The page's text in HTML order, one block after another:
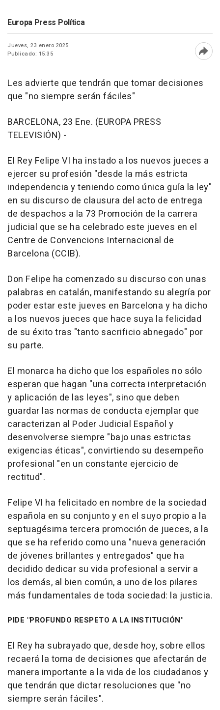
Europa Press Política
Jueves, 23 enero 2025
Publicado: 15:35
Les advierte que tendrán que tomar decisiones
que "no siempre serán fáciles"
BARCELONA, 23 Ene. (EUROPA PRESS
TELEVISIÓN) -
El Rey Felipe VI ha instado a los nuevos jueces a
ejercer su profesión "desde la más estricta
independencia y teniendo como única guía la ley"
en su discurso de clausura del acto de entrega
de despachos a la 73 Promoción de la carrera
judicial que se ha celebrado este jueves en el
Centre de Convencions Internacional de
Barcelona (CCIB).
Don Felipe ha comenzado su discurso con unas
palabras en catalán, manifestando su alegría por
poder estar este jueves en Barcelona y ha dicho
a los nuevos jueces que hace suya la felicidad
de su éxito tras "tanto sacrificio abnegado" por
su parte.
El monarca ha dicho que los españoles no sólo
esperan que hagan "una correcta interpretación
y aplicación de las leyes", sino que deben
guardar las normas de conducta ejemplar que
caracterizan al Poder Judicial Español y
desenvolverse siempre "bajo unas estrictas
exigencias éticas", convirtiendo su desempeño
profesional "en un constante ejercicio de
rectitud".
Felipe VI ha felicitado en nombre de la sociedad
española en su conjunto y en el suyo propio a la
septuagésima tercera promoción de jueces, a la
que se ha referido como una "nueva generación
de jóvenes brillantes y entregados" que ha
decidido dedicar su vida profesional a servir a
los demás, al bien común, a uno de los pilares
más fundamentales de toda sociedad: la justicia.
PIDE "PROFUNDO RESPETO A LA INSTITUCIÓN"
El Rey ha subrayado que, desde hoy, sobre ellos
recaerá la toma de decisiones que afectarán de
manera importante a la vida de los ciudadanos y
que tendrán que dictar resoluciones que "no
siempre serán fáciles".